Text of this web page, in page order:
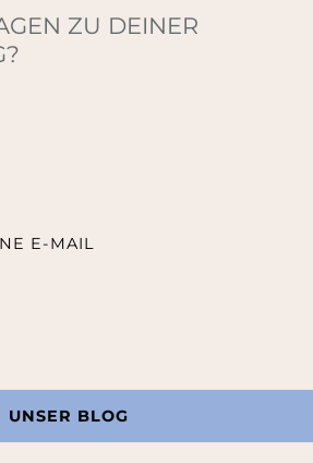
ZU DEINER
E-MAIL
UNSER BLOG